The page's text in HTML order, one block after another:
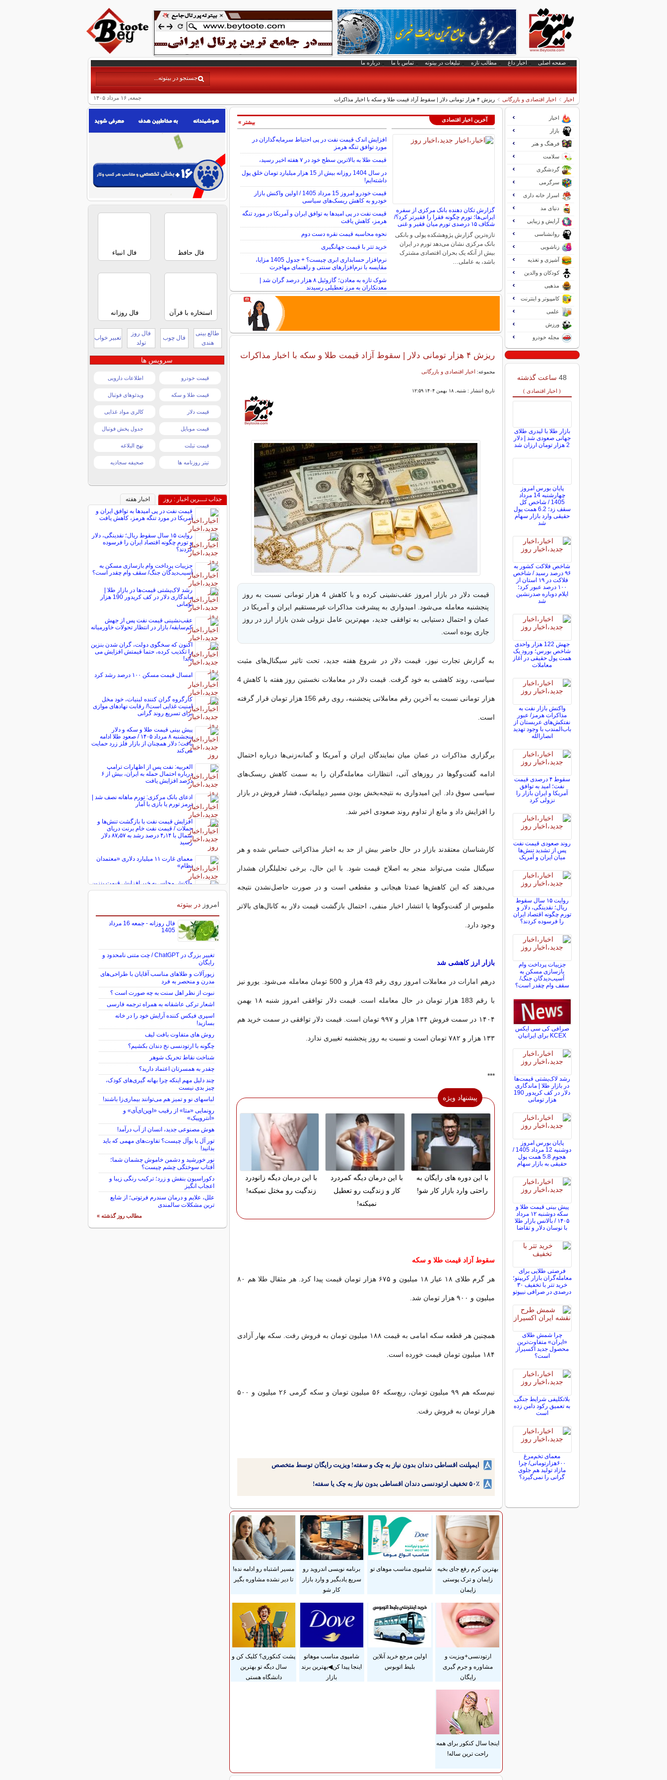
صفحه اصلی اخبار داغ مطالب تازه تبلیغات در بیتوته تماس با ما درباره ما
جمعه, ۱۶ مرداد ۱۴۰۵ اخبار اخبار اقتصادی و بازرگانی ریزش ۴ هزار تومانی دلار | سقوط آزاد قیمت طلا و سکه با اخبار مذاکرات
آخرین اخبار اقتصادی
گزارش تکان‌ دهنده بانک مرکزی از سفره
ایرانی‌ها؛ تورم چگونه فقرا را فقیرتر کرد؟/
شکاف ۱۵ درصدی تورم میان فقیر و غنی
تازه‌ترین گزارش پژوهشکده پولی و بانکی
بانک مرکزی نشان می‌دهد تورم در ایران
بیش از آنکه یک بحران اقتصادی مشترک
باشد، به عاملی…
افزایش اندک قیمت نفت در پی احتیاط سرمایه‌گذاران در
مورد توافق تنگه هرمز
قیمت طلا به بالاترین سطح خود در ۷ هفته اخیر رسید،
در سال 1404 روزانه بیش از 15 هزار میلیارد تومان خلق پول
داشته‌ایم!
قیمت خودرو امروز 15 مرداد 1405 / اولین واکنش بازار
خودرو به کاهش ریسک‌های سیاسی
قیمت نفت در پی امیدها به توافق ایران و آمریکا در مورد تنگه
هرمز، کاهش یافت
نحوه محاسبه قیمت نقره دست دوم
خرید تتر با قیمت جهانگیری
نرم‌افزار حسابداری ابری چیست؟ + جدول 1405 مزایا،
مقایسه با نرم‌افزارهای سنتی و راهنمای مهاجرت
شوک تازه به معادن؛ گازوئیل ۸ هزار درصد گران شد |
معدنکاران به مرز تعطیلی رسیدند
بیشتر »
ریزش ۴ هزار تومانی دلار | سقوط آزاد قیمت طلا و سکه با اخبار مذاکرات
مجموعه: اخبار اقتصادی و بازرگانی
تاریخ انتشار : شنبه, ۱۸ بهمن ۱۴۰۴ ۱۲:۵۹
قیمت دلار در بازار امروز عقب‌نشینی کرده و با کاهش 4 هزار تومانی نسبت به روز
پنجشنبه معامله می‌شود. امیدواری به پیشرفت مذاکرات غیرمستقیم ایران و آمریکا در
عمان و احتمال دستیابی به توافقی جدید، مهم‌ترین عامل نزولی شدن بازار ارز در روز
جاری بوده است.
به گزارش تجارت نیوز، قیمت دلار در شروع هفته جدید، تحت تاثیر سیگنال‌های مثبت
سیاسی، روند کاهشی به خود گرفت. قیمت دلار در معاملات نخستین روز هفته با کاهش 4
هزار تومانی نسبت به آخرین رقم معاملاتی پنجشنبه، روی رقم 156 هزار تومان قرار گرفته
است.
برگزاری مذاکرات در عمان میان نمایندگان ایران و آمریکا و گمانه‌زنی‌ها درباره احتمال
ادامه گفت‌وگوها در روزهای آتی، انتظارات معامله‌گران را به سمت کاهش ریسک‌های
سیاسی سوق داد. این امیدواری به نتیجه‌بخش بودن مسیر دیپلماتیک، فشار فروش در بازار
را افزایش داد و مانع از تداوم روند صعودی اخیر شد.
کارشناسان معتقدند بازار در حال حاضر بیش از حد به اخبار مذاکراتی حساس شده و هر
سیگنال مثبت می‌تواند منجر به اصلاح قیمت شود. با این حال، برخی تحلیلگران هشدار
می‌دهند که این کاهش‌ها عمدتا هیجانی و مقطعی است و در صورت حاصل‌نشدن نتیجه
ملموس از گفت‌وگوها یا انتشار اخبار منفی، احتمال بازگشت قیمت دلار به کانال‌های بالاتر
وجود دارد.
بازار ارز کاهشی شد
درهم امارات در معاملات امروز روی رقم 43 هزار و 500 تومان معامله می‌شود. یورو نیز
با رقم 183 هزار تومان در حال معامله است. قیمت دلار توافقی امروز شنبه ۱۸ بهمن
۱۴۰۴ در سمت فروش ۱۳۴ هزار و ۹۹۷ تومان است. قیمت دلار توافقی در سمت خرید هم
۱۳۳ هزار و ۷۸۲ تومان است و نسبت به روز پنجشنبه تغییری ندارد.
***
پیشنهاد ویژه
با این دوره های رایگان به
راحتی وارد بازار کار شو!
با این درمان دیگه کمردرد
کار و زندگیت رو تعطیل
نمیکنه!
با این درمان دیگه زانودرد
زندگیت رو مختل نمیکنه!
سقوط آزاد قیمت طلا و سکه
هر گرم طلای ۱۸ عیار ۱۸ میلیون و ۶۷۵ هزار تومان قیمت پیدا کرد. هر مثقال طلا هم ۸۰
میلیون و ۹۰۰ هزار تومان شد.
همچنین هر قطعه سکه امامی به قیمت ۱۸۸ میلیون تومان به فروش رفت. سکه بهار آزادی
۱۸۴ میلیون تومان قیمت خورده است.
نیم‌سکه هم ۹۹ میلیون تومان، ربع‌سکه ۵۶ میلیون تومان و سکه گرمی ۲۶ میلیون و ۵۰۰
هزار تومان به فروش رفت.
ایمپلنت اقساطی دندان بدون نیاز به چک و سفته! ویزیت رایگان توسط متخصص
۵۰٪ تخفیف ارتودنسی دندان اقساطی بدون نیاز به چک یا سفته!
بهترین کرم رفع جای بخیه
زایمان و ترک پوستی
زایمان
شامپوی مناسب موهای تو
برنامه نویسی اندروید رو
سریع یادبگیر و وارد بازار
کار شو
مسیر اشتباه رو ادامه نده!
تا دیر نشده مشاوره بگیر
ارتودنسی+ویزیت و
مشاوره و جرم گیری
رایگان
اولین مرجع خرید آنلاین
بلیط اتوبوس
شامپوی مناسب موهاتو
اینجا پیدا کن◀بهترین برند
بازار
پشت کنکوری؟ کلیک کن و
سال دیگه تو بهترین
دانشگاه هستی
اینجا سال کنکور برای همه
راحت ترین ساله!
اخبار
بازار
فرهنگ و هنر
سلامت
گردشگری
سرگرمی
اسرار خانه داری
دنیای مد
آرایش و زیبایی
روانشناسی
زناشویی
آشپزی و تغذیه
کودکان و والدین
مذهبی
کامپیوتر و اینترنت
علمی
ورزش
مجله خودرو
48 ساعت گذشته
( اخبار اقتصادی )
بازار طلا با لیدری طلای
جهانی صعودی شد | دلار
2 هزار تومان ارزان شد
پایان بورس امروز
چهارشنبه 14 مرداد
1405 / شاخص کل
سقف زد؛ 6.2 همت پول
حقیقی وارد بازار سهام
شد
شاخص فلاکت کشور به
۹۶ درصد رسید / شاخص
فلاکت در ۱۹ استان از
۱۰۰ درصد عبور کرد؛
ایلام دوباره صدرنشین
شد
جهش 122 هزار واحدی
شاخص بورس؛ ورود یک
همت پول حقیقی در آغاز
معاملات
واکنش بازار نفت به
مذاکرات هرمز/ عبور
نفتکش‌های عربستان از
باب‌المندب با وجود تهدید
انصارالله
سقوط ۴ درصدی قیمت
نفت؛ امید به توافق
آمریکا و ایران بازار را
نزولی کرد
روند صعودی قیمت نفت
پس از تشدید تنش‌ها
میان ایران و آمریک
روایت ۱۵ سال سقوط
ریال؛ نقدینگی، دلار و
تورم چگونه اقتصاد ایران
را فرسوده کردند؟
جزییات پرداخت وام
بازسازی مسکن به
آسیب‌دیدگان جنگ/
سقف وام چقدر است؟
صرافی کی سی ایکس
KCEX برای ایرانیان
رشد لاک‌پشتی قیمت‌ها
در بازار طلا | ماندگاری
دلار در کف کریدور 190
هزار تومانی
پایان بورس امروز
دوشنبه 12 مرداد 1405 /
هجوم 5.8 همت پول
حقیقی به بازار سهام
پیش ‌بینی قیمت طلا و
سکه دوشنبه ۱۲ مرداد
۱۴۰۵ / بالانس بازار طلا
با نوسان دلار و تقاضا
فرصتی طلایی برای
معامله‌گران بازار کریپتو؛
خرید تتر با تخفیف ۳۰
درصدی در صرافی نیپوتو
چرا شمش طلای
«ایران» متفاوت‌ترین
محصول جدید اکسیراز
است؟
بلاتکلیفی‌ شرایط جنگی
به تعمیق رکود دامن زده
است
معمای تخم‌مرغ
۶۰۰هزارتومانی/ چرا
مازاد تولید هم جلوی
گرانی را نمی‌گیرد؟
فال حافظ فال انبیاء
استخاره با قرآن فال روزانه
طالع بینی
هندی
فال چوب
فال روز
تولد
تعبیر خواب
سرویس ها
قیمت خودرو اطلاعات دارویی
قیمت طلا و سکه ویدئوهای فوتبال
قیمت دلار کالری مواد غذایی
قیمت موبایل جدول پخش فوتبال
قیمت تبلت نهج البلاغه
تیتر روزنامه ها صحیفه سجادیه
جذاب تـــرین اخبار : روز
اخبار هفته
قیمت نفت در پی امیدها به توافق ایران و
آمریکا در مورد تنگه هرمز، کاهش یافت
روایت ۱۵ سال سقوط ریال؛ نقدینگی، دلار
و تورم چگونه اقتصاد ایران را فرسوده
کردند؟
جزییات پرداخت وام بازسازی مسکن به
آسیب‌دیدگان جنگ/ سقف وام چقدر است؟
رشد لاک‌پشتی قیمت‌ها در بازار طلا |
ماندگاری دلار در کف کریدور 190 هزار
تومانی
عقب‌نشینی قیمت نفت پس از جهش
کم‌سابقه/ بازار در انتظار تحولات خاورمیانه
اکنون که سخگوی دولت، گران شدن بنزین
را تکذیب کرده، حتما قیمتش افزایش می
یابد!
امسال قیمت مسکن ۱۰۰ درصد رشد کرد
کارگروه گران کننده لبنیات، خود مخل
امنیت غذایی است!/ رقابت نهاد‌های موازی
برای تسریع روند گرانی
پیش ‌بینی قیمت طلا و سکه و دلار
پنجشنبه ۸ مرداد ۱۴۰۵ / صعود طلا ادامه
یافت؛ دلار همچنان از بازار فلز زرد حمایت
می‌کند
العربیه: نفت پس از اظهارات ترامپ
درباره احتمال حمله به ایران، بیش از ۶
درصد افزایش یافت
ادعای بانک مرکزی: تورم ماهانه نصف شد |
ترمز تورم یا بازی با آمار
افزایش قیمت نفت با بازگشت تنش‌ها و
حملات / قیمت نفت خام برنت دریای
شمال با ۴٫۱۴ درصد رشد به ۸۷٫۵۷ دلار
رسید
معمای غارت ۱۱ میلیارد دلاری «معتمدان
نظام»
واکنش مجلس به خبر افزایش قیمت بنزین
امروز در بیتوته
فال روزانه - جمعه 16 مرداد
1405
تغییر بزرگ در ChatGPT / چت متنی نامحدود و
رایگان
زیورآلات و طلاهای مناسب آقایان با طراحی‌های
مدرن و منحصر به فرد
نبوت از نظر اهل سنت به چه صورت است ؟
اشعار ترکی عاشقانه به همراه ترجمه فارسی
اسپری فیکس کننده آرایش خود را در خانه
بسازید!
روش های متفاوت بافت لیف
چگونه با ارتودنسی نخ دندان بکشیم؟
شناخت نقاط تحریک شوهر
چقدر به همسرتان اعتماد دارید؟
چند دلیل مهم اینکه چرا بهانه گیری‌های کودک،
چیز بدی نیست
لباس‎های نو و تمیز هم می‌توانند بیماری‌زا باشند!
رونمایی «متا» از رقیب «اوپن‌ای‌آی» و
«آنتروپیک»
هوش مصنوعی جدید، انسان از آب درآمد!
تور آل یا یوآل چیست؟ تفاوت‌های مهمی که باید
بدانید!
نور خورشید و دشمن خاموش چشمان شما؛
آفتاب سوختگی چشم چیست؟
دکوراسیون بنفش و زرد؛ ترکیب رنگی زیبا و
اعجاب انگیز
علل، علایم و درمان سندرم فرتوتی؛ از شایع
ترین مشکلات سالمندی
مطالب روز گذشته »